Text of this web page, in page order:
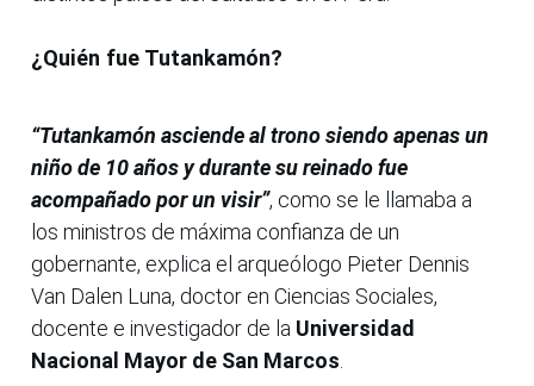
¿Quién fue Tutankamón?
“Tutankamón asciende al trono siendo apenas un
niño de 10 años y durante su reinado fue
acompañado por un visir”, como se le llamaba a
los ministros de máxima confianza de un
gobernante, explica el arqueólogo Pieter Dennis
Van Dalen Luna, doctor en Ciencias Sociales,
docente e investigador de la Universidad
Nacional Mayor de San Marcos.